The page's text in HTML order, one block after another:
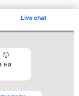
Live chat
🙂
на